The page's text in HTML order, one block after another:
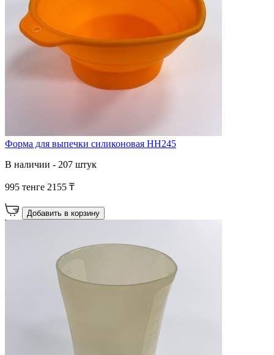
Форма для выпечки силиконовая HH245
В наличии - 207 штук
995 тенге 2155 ₸
Добавить в корзину